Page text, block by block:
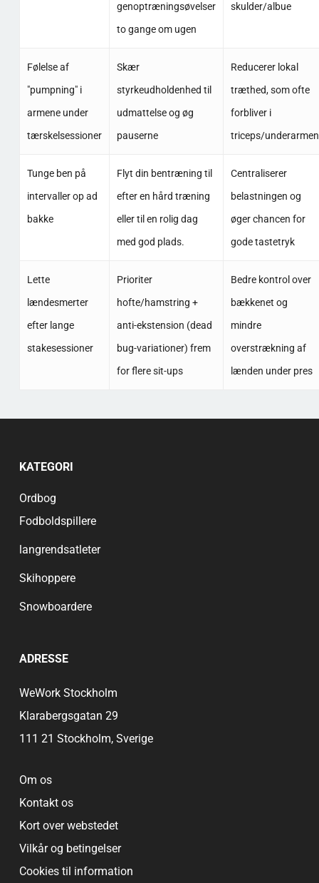
genoptræningsøvelser
to gange om ugen
skulder/albue
Følelse af
"pumpning" i
armene under
tærskelsessioner
Skær
styrkeudholdenhed til
udmattelse og øg
pauserne
Reducerer lokal
træthed, som ofte
forbliver i
triceps/underarmen
Tunge ben på
intervaller op ad
bakke
Flyt din bentræning til
efter en hård træning
eller til en rolig dag
med god plads.
Centraliserer
belastningen og
øger chancen for
gode tastetryk
Lette
lændesmerter
efter lange
stakesessioner
Prioriter
hofte/hamstring +
anti-ekstension (dead
bug-variationer) frem
for flere sit-ups
Bedre kontrol over
bækkenet og
mindre
overstrækning af
lænden under pres
KATEGORI
Ordbog
Fodboldspillere
langrendsatleter
Skihoppere
Snowboardere
ADRESSE
WeWork Stockholm
Klarabergsgatan 29
111 21 Stockholm, Sverige
Om os
Kontakt os
Kort over webstedet
Vilkår og betingelser
Cookies til information